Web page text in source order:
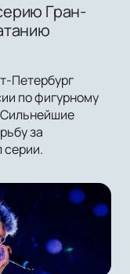
Гран-
Петербург
по фигурному
за
серии.